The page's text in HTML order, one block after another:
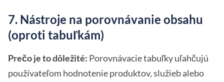
7. Nástroje na porovnávanie obsahu
(oproti tabuľkám)
Prečo je to dôležité: Porovnávacie tabuľky uľahčujú
používateľom hodnotenie produktov, služieb alebo